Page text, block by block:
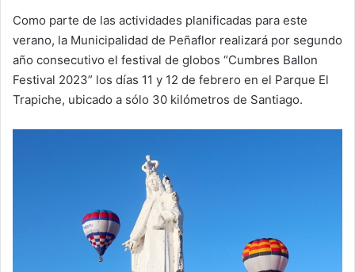
Como parte de las actividades planificadas para este
verano, la Municipalidad de Peñaflor realizará por segundo
año consecutivo el festival de globos “Cumbres Ballon
Festival 2023” los días 11 y 12 de febrero en el Parque El
Trapiche, ubicado a sólo 30 kilómetros de Santiago.